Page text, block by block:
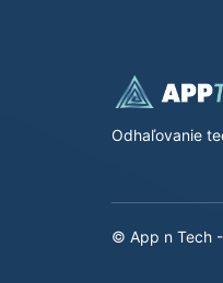
Odhaľovanie
© App n Tech